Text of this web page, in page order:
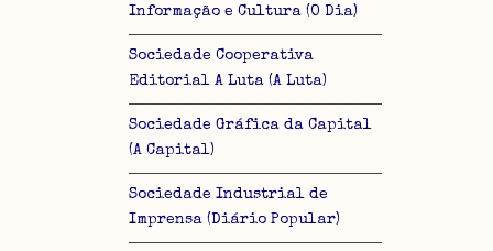
Informação e Cultura (O Dia)
Sociedade Cooperativa
Editorial A Luta (A Luta)
Sociedade Gráfica da Capital
(A Capital)
Sociedade Industrial de
Imprensa (Diário Popular)